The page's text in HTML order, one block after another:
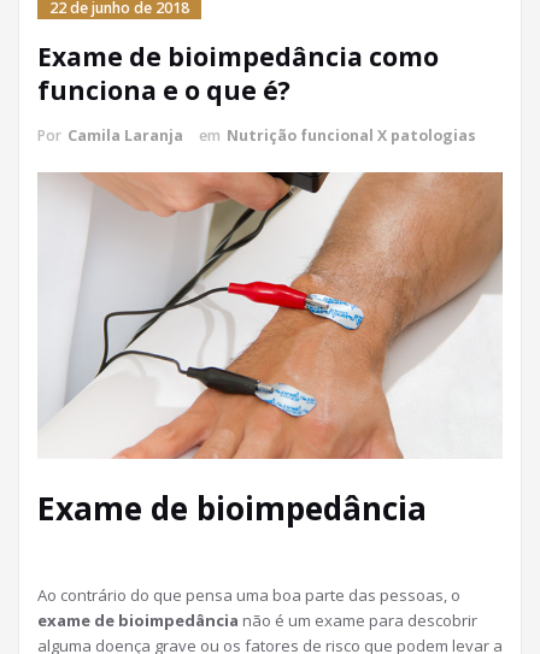
22 de junho de 2018
Exame de bioimpedância como
funciona e o que é?
Por Camila Laranja em Nutrição funcional X patologias
Exame de bioimpedância
Ao contrário do que pensa uma boa parte das pessoas, o
exame de bioimpedância não é um exame para descobrir
alguma doença grave ou os fatores de risco que podem levar a